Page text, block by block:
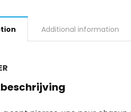
Additional information